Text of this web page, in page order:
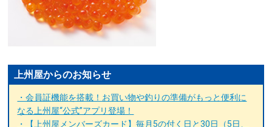
上州屋からのお知らせ
・会員証機能を搭載！お買い物や釣りの準備がもっと便利に
なる上州屋“公式”アプリ登場！
・【上州屋メンバーズカード】毎月5の付く日と30日（5日、